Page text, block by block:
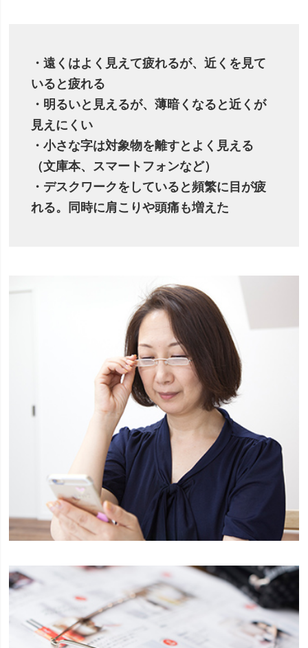
・遠くはよく見えて疲れるが、近くを見て
いると疲れる
・明るいと見えるが、薄暗くなると近くが
見えにくい
・小さな字は対象物を離すとよく見える
（文庫本、スマートフォンなど）
・デスクワークをしていると頻繁に目が疲
れる。同時に肩こりや頭痛も増えた